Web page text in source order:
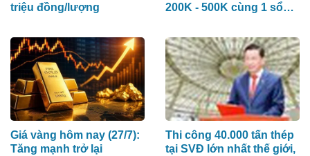
triệu đồng/lượng
200K - 500K cùng 1 sổ
nằm chơ vơ tại nhà ga
Cảng hàng không Pleiku
Giá vàng hôm nay (27/7):
Tăng mạnh trở lại
Thi công 40.000 tấn thép
tại SVĐ lớn nhất thế giới,